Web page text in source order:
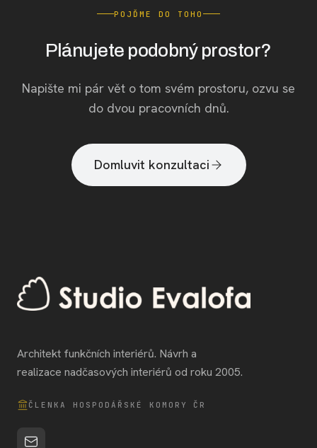
POJĎME DO TOHO
Plánujete podobný prostor?
Napište mi pár vět o tom svém prostoru, ozvu se
do dvou pracovních dnů.
Domluvit konzultaci
Architekt funkčních interiérů. Návrh a
realizace nadčasových interiérů od roku 2005.
ČLENKA HOSPODÁŘSKÉ KOMORY ČR